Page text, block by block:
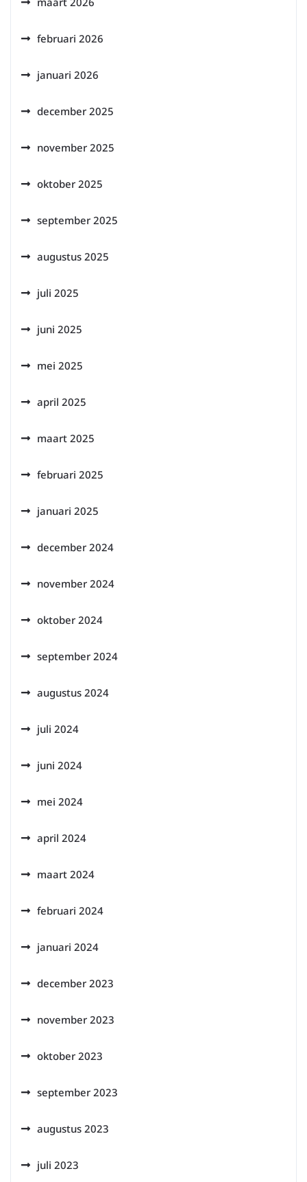
februari 2026
januari 2026
december 2025
november 2025
oktober 2025
september 2025
augustus 2025
juli 2025
juni 2025
mei 2025
april 2025
maart 2025
februari 2025
januari 2025
december 2024
november 2024
oktober 2024
september 2024
augustus 2024
juli 2024
juni 2024
mei 2024
april 2024
maart 2024
februari 2024
januari 2024
december 2023
november 2023
oktober 2023
september 2023
augustus 2023
juli 2023